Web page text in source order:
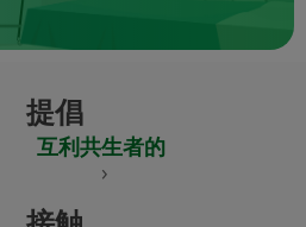
提倡
互利共生者的